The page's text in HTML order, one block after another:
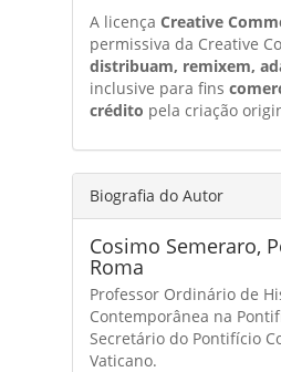
A licençaCreative
permissiva da Creative
distribuam, remixem,
inclusive para fins
crédito pela criação
Biografia do Autor
Cosimo Semeraro,
Roma
Professor Ordinário de
Contemporânea na
Secretário do Pontifício
Vaticano.